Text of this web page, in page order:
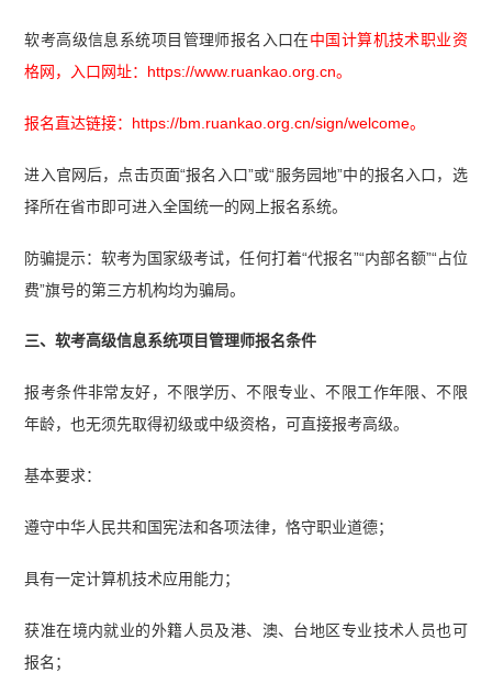
软考高级信息系统项目管理师报名入口在中国计算机技术职业资
格网，入口网址：https://www.ruankao.org.cn。
报名直达链接：https://bm.ruankao.org.cn/sign/welcome。
进入官网后，点击页面“报名入口”或“服务园地”中的报名入口，选
择所在省市即可进入全国统一的网上报名系统。
防骗提示：软考为国家级考试，任何打着“代报名”“内部名额”“占位
费”旗号的第三方机构均为骗局。
三、软考高级信息系统项目管理师报名条件
报考条件非常友好，不限学历、不限专业、不限工作年限、不限
年龄，也无须先取得初级或中级资格，可直接报考高级。
基本要求：
遵守中华人民共和国宪法和各项法律，恪守职业道德；
具有一定计算机技术应用能力；
获准在境内就业的外籍人员及港、澳、台地区专业技术人员也可
报名；